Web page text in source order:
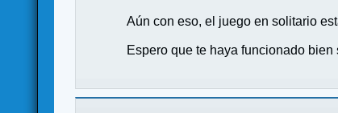
Aún con eso, el juego en solitario
Espero que te haya funcionado bien